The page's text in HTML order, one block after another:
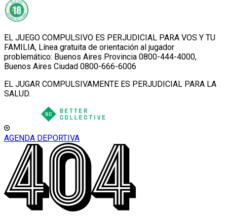
EL JUEGO COMPULSIVO ES PERJUDICIAL PARA VOS Y TU
FAMILIA, Línea gratuita de orientación al jugador
problemático: Buenos Aires Provincia 0800-444-4000,
Buenos Aires Ciudad 0800-666-6006
EL JUGAR COMPULSIVAMENTE ES PERJUDICIAL PARA LA
SALUD.
AGENDA DEPORTIVA